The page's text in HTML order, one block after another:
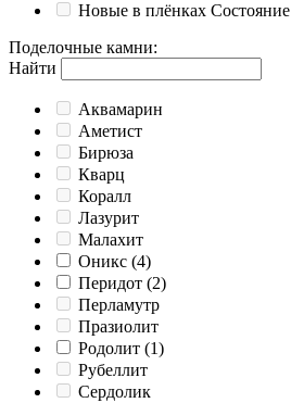
Новые в плёнках Состояние
Поделочные камни:
Найти
Аквамарин
Аметист
Бирюза
Кварц
Коралл
Лазурит
Малахит
Оникс (4)
Перидот (2)
Перламутр
Празиолит
Родолит (1)
Рубеллит
Сердолик